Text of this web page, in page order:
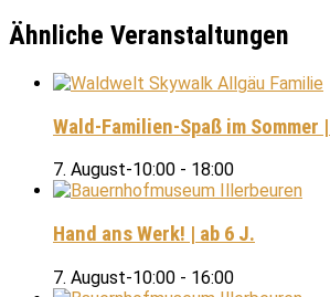
Ähnliche Veranstaltungen
Wald-Familien-Spaß im Sommer
7. August-10:00 - 18:00
Hand ans Werk! | ab 6 J.
7. August-10:00 - 16:00